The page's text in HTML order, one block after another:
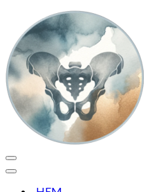
Navigeringsmeny
Navigeringsmeny